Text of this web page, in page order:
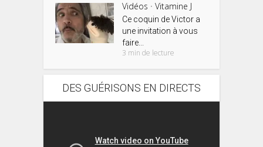
Vidéos • Vitamine J
Ce coquin de Victor a
une invitation à vous
faire...
3 min de lecture
DES GUÉRISONS EN DIRECTS